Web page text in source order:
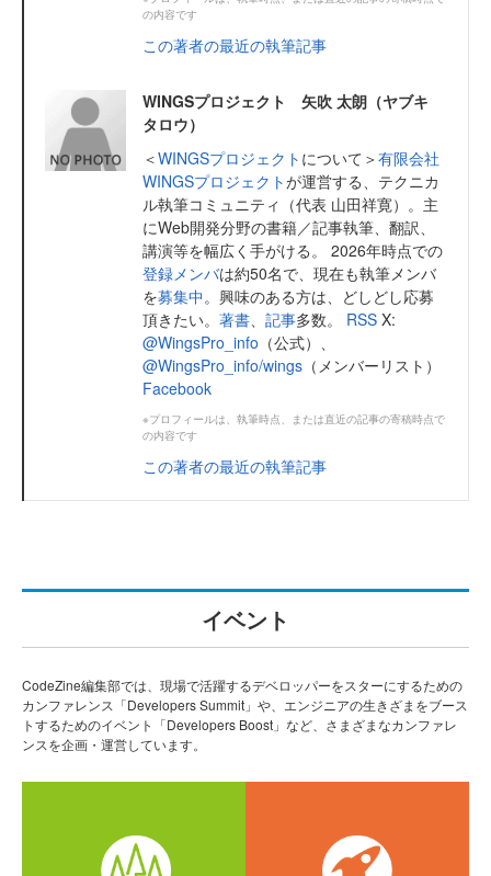
の内容です
この著者の最近の執筆記事
WINGSプロジェクト 矢吹 太朗（ヤブキ
タロウ）
＜WINGSプロジェクト について＞有限会社
WINGSプロジェクトが運営する、テクニカ
ル執筆コミュニティ（代表 山田祥寛）。主
にWeb開発分野の書籍／記事執筆、翻訳、
講演等を幅広く手がける。 2026年時点での
登録メンバは約50名で、現在も執筆メンバ
を募集中。興味のある方は、どしどし応募
頂きたい。 著書 記事多数。 RSS X:
@WingsPro_info （公式）、
@WingsPro_info/wings （メンバーリスト）
Facebook
※プロフィールは、執筆時点、または直近の記事の寄稿時点で
の内容です
この著者の最近の執筆記事
イベント
CodeZine編集部では、現場で活躍するデベロッパーをスターにするための
カンファレンス「Developers Summit」や、エンジニアの生きざまをブース
トするためのイベント「Developers Boost」など、さまざまなカンファレ
ンスを企画・運営しています。